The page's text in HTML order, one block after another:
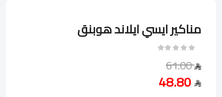
مناكير ايسي ايلاند هوبنق
61.00